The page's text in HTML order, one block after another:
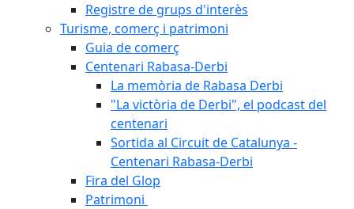
Registre de grups d'interès
Turisme, comerç i patrimoni
Guia de comerç
Centenari Rabasa-Derbi
La memòria de Rabasa Derbi
"La victòria de Derbi", el podcast del
centenari
Sortida al Circuit de Catalunya -
Centenari Rabasa-Derbi
Fira del Glop
Patrimoni